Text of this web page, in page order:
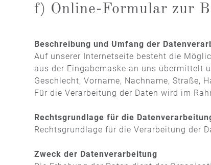
f) Online-Formular zur
Beschreibung und Umfang der
Auf unserer Internetseite besteht die
aus der Eingabemaske an uns übermittelt
Geschlecht, Vorname, Nachname, Straße,
Für die Verarbeitung der Daten wird im
Rechtsgrundlage für die
Rechtsgrundlage für die Verarbeitung der
Zweck der Datenverarbeitung